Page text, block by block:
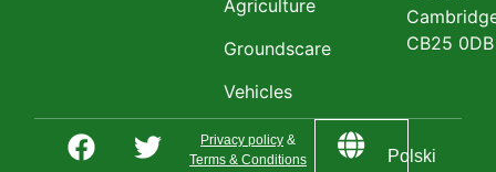
Agriculture
Groundscare
Vehicles
CB25 0DB
Privacy policy &
Terms & Conditions
Polski